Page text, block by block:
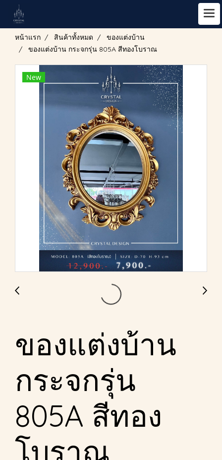
หน้าแรก สินค้าทั้งหมด
ของแต่งบ้าน
ของแต่งบ้าน กระจกรุ่น 805A สีทองโบราณ
New
ของแต่งบ้าน
กระจกรุ่น
805A สีทอง
โบราณ